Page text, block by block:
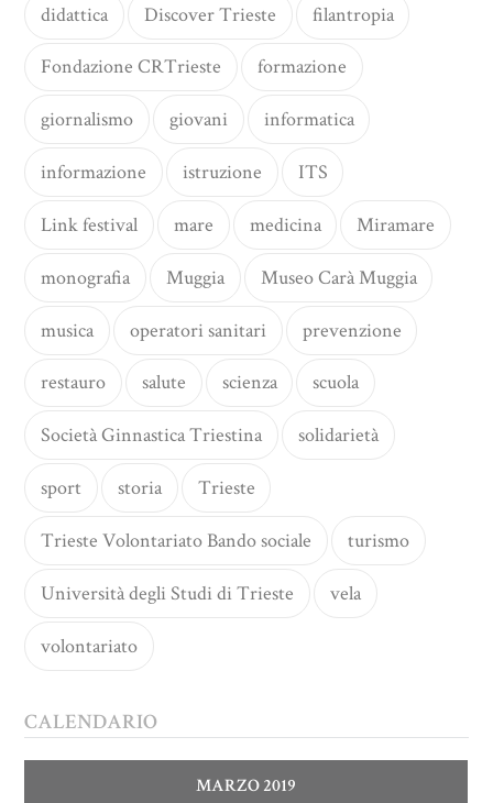
didattica Discover Trieste filantropia
Fondazione CRTrieste formazione
giornalismo giovani informatica
informazione istruzione ITS
Link festival mare medicina Miramare
monografia Muggia Museo Carà Muggia
musica operatori sanitari prevenzione
restauro salute scienza scuola
Società Ginnastica Triestina solidarietà
sport storia Trieste
Trieste Volontariato Bando sociale turismo
Università degli Studi di Trieste vela
volontariato
CALENDARIO
MARZO 2019